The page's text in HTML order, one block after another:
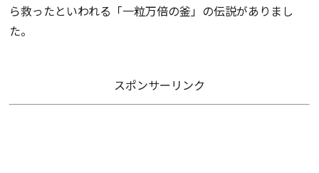
ら救ったといわれる「一粒万倍の釜」の伝説がありまし
た。
スポンサーリンク